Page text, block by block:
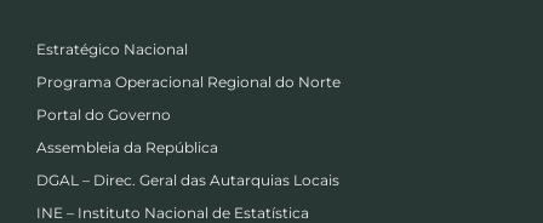
Estratégico Nacional
Programa Operacional Regional do Norte
Portal do Governo
Assembleia da República
DGAL – Direc. Geral das Autarquias Locais
INE – Instituto Nacional de Estatística